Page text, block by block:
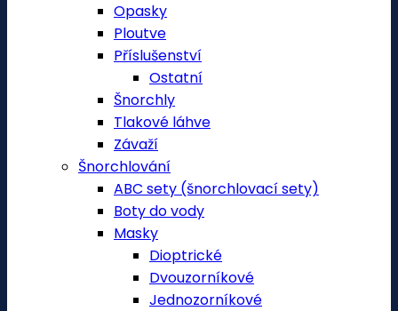
Opasky
Ploutve
Příslušenství
Ostatní
Šnorchly
Tlakové láhve
Závaží
Šnorchlování
ABC sety (šnorchlovací sety)
Boty do vody
Masky
Dioptrické
Dvouzorníkové
Jednozorníkové